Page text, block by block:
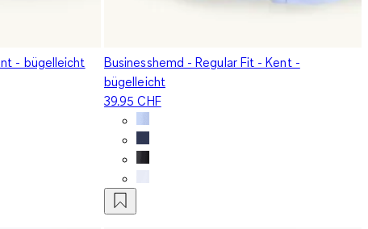
- bügelleicht
Businesshemd - Regular Fit - Kent -
bügelleicht
39.95 CHF